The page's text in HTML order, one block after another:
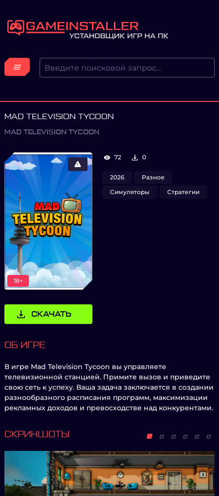
MAD TELEVISION TYCOON
MAD TELEVISION TYCOON
18+
СКАЧАТЬ
72 0
2026
Разное
Симуляторы
Стратегии
ОБ ИГРЕ
В игре Mad Television Tycoon вы управляете
телевизионной станцией. Примите вызов и приведите
свою сеть к успеху. Ваша задача заключается в создании
разнообразного расписания программ, максимизации
рекламных доходов и превосходстве над конкурентами.
СКРИНШОТЫ